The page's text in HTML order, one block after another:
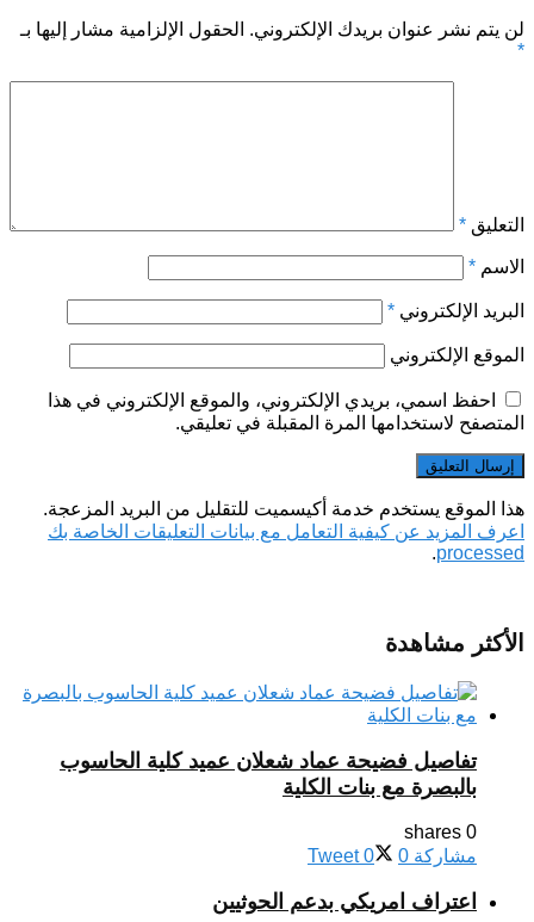
لن يتم نشر عنوان بريدك الإلكتروني. الحقول الإلزامية مشار إليها بـ
*
التعليق *
الاسم *
البريد الإلكتروني *
الموقع الإلكتروني
احفظ اسمي، بريدي الإلكتروني، والموقع الإلكتروني في هذا
المتصفح لاستخدامها المرة المقبلة في تعليقي.
هذا الموقع يستخدم خدمة أكيسميت للتقليل من البريد المزعجة.
اعرف المزيد عن كيفية التعامل مع بيانات التعليقات الخاصة بك
processed
.
الأكثر مشاهدة
تفاصيل فضيحة عماد شعلان عميد كلية الحاسوب
بالبصرة مع بنات الكلية
0 shares
مشاركة 0
Tweet 0
اعتراف امريكي بدعم الحوثيين